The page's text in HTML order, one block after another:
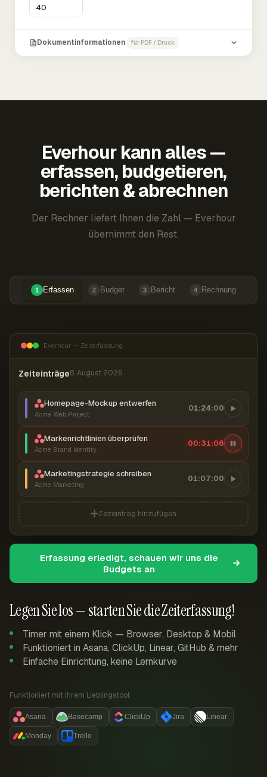
Dokumentinformationen für PDF / Druck
Everhour kann alles —
erfassen, budgetieren,
berichten & abrechnen
Der Rechner liefert Ihnen die Zahl — Everhour
übernimmt den Rest.
1 Erfassen 2 Budget 3 Bericht 4 Rechnung
Legen Sie los — starten Sie die Zeiterfassung!
Timer mit einem Klick — Browser, Desktop & Mobil
Funktioniert in Asana, ClickUp, Linear, GitHub & mehr
Einfache Einrichtung, keine Lernkurve
Funktioniert mit Ihrem Lieblingstool:
Asana Basecamp ClickUp Jira Linear
Monday Trello
Everhour — Zeiterfassung
Zeiteinträge8. August 2026
Homepage-Mockup entwerfen
Acme Web Project
01:24:00
Markenrichtlinien überprüfen
Acme Brand Identity
00:31:07
Marketingstrategie schreiben
Acme Marketing
01:07:00
Zeiteintrag hinzufügen
Erfassung erledigt, schauen wir uns die
Budgets an